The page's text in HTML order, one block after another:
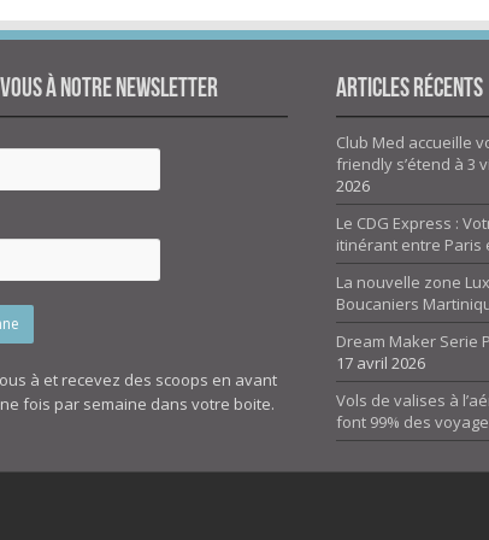
vous à notre newsletter
à et recevez des scoops en avant
fois par semaine dans votre boite.
Articles Récents
Club Med accueille
friendly s’étend à 3
2026
Le CDG Express :
itinérant entre Paris
La nouvelle zone
Boucaniers
Dream Maker Serie
17 avril 2026
Vols de valises à
font 99% des